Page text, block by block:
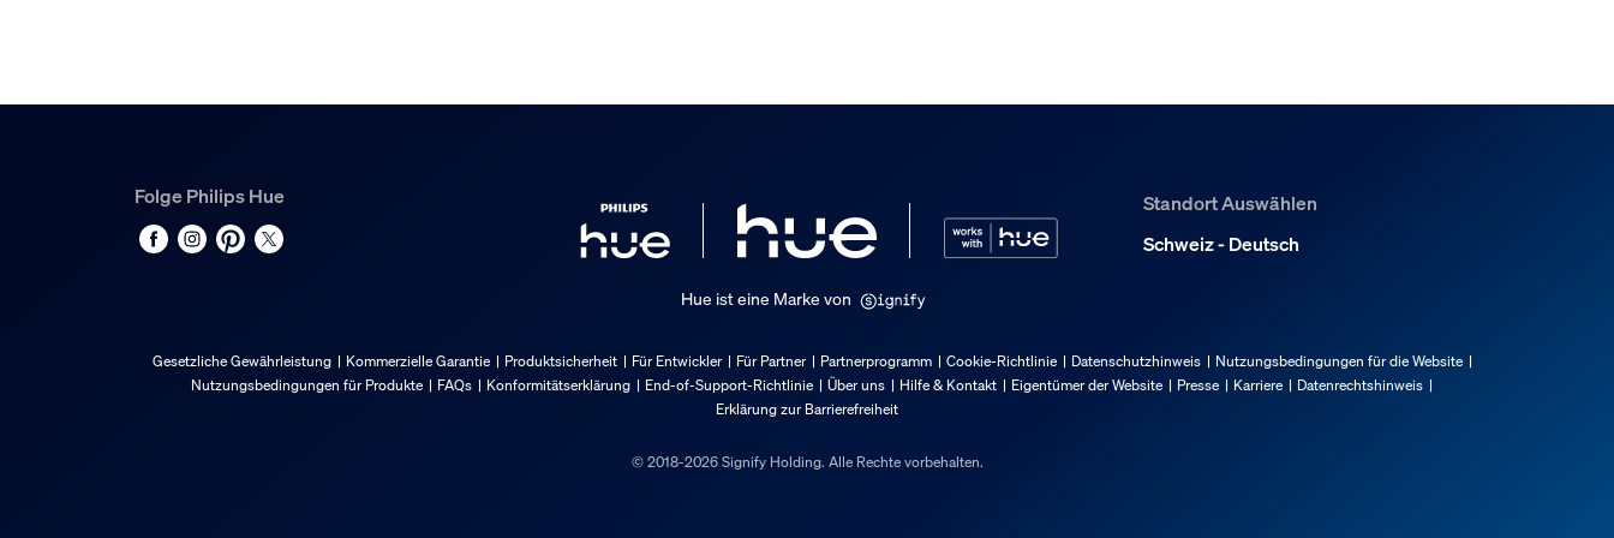
Folge Philips Hue
Standort Auswählen
Schweiz - Deutsch
Hue ist eine Marke von
Gesetzliche Gewährleistung Kommerzielle Garantie Produktsicherheit Für Entwickler Für Partner Partnerprogramm Cookie-Richtlinie Datenschutzhinweis
Nutzungsbedingungen für die Website
Nutzungsbedingungen für Produkte
FAQs Konformitätserklärung End-of-Support-Richtlinie Über uns Hilfe & Kontakt Eigentümer der Website Presse Karriere
Datenrechtshinweis
Erklärung zur Barrierefreiheit
© 2018-2026 Signify Holding. Alle Rechte vorbehalten.